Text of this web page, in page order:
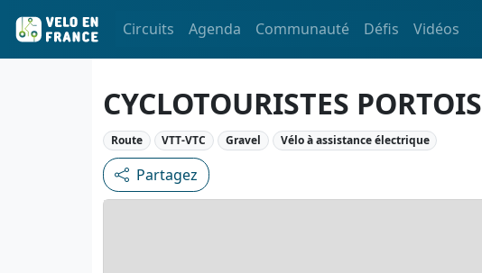
Circuits Agenda Communauté Défis Vidéos
CYCLOTOURISTES PORTOIS
Route VTT-VTC Gravel Vélo à assistance électrique
Partagez